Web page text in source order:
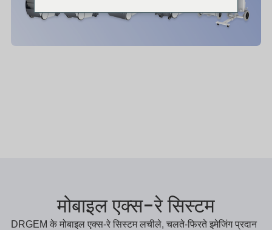
मोबाइल एक्स-रे सिस्टम
DRGEM के मोबाइल एक्स-रे सिस्टम लचीले, चलते-फिरते इमेजिंग प्रदान